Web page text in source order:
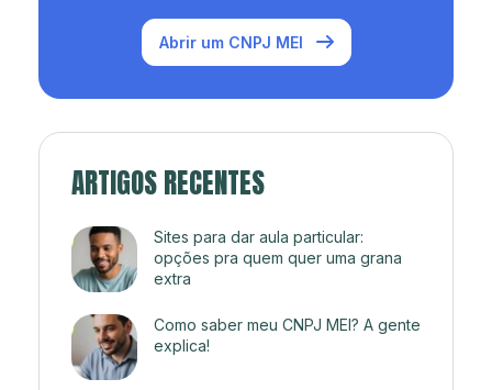
Abrir um CNPJ MEI
ARTIGOS RECENTES
Sites para dar aula particular:
opções pra quem quer uma grana
extra
Como saber meu CNPJ MEI? A gente
explica!